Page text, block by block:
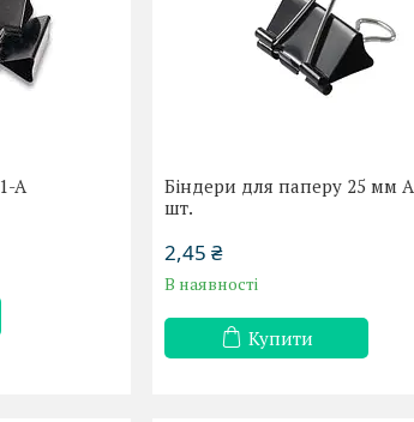
A
Біндери для паперу 25 мм
шт.
2,45 ₴
В наявності
Купити